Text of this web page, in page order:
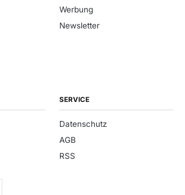
Werbung
Newsletter
SERVICE
Datenschutz
AGB
RSS